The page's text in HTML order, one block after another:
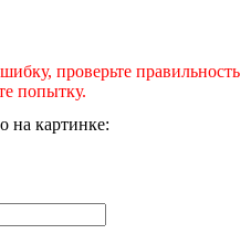
проверьте правильность
попытку.
на картинке: